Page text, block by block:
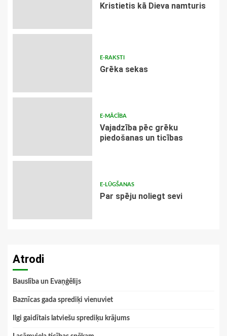
Kristietis kā Dieva namturis
E-RAKSTI
Grēka sekas
E-MĀCĪBA
Vajadzība pēc grēku
piedošanas un ticības
E-LŪGŠANAS
Par spēju noliegt sevi
Atrodi
Bauslība un Evaņģēlijs
Baznīcas gada sprediķi vienuviet
Ilgi gaidītais latviešu sprediķu krājums